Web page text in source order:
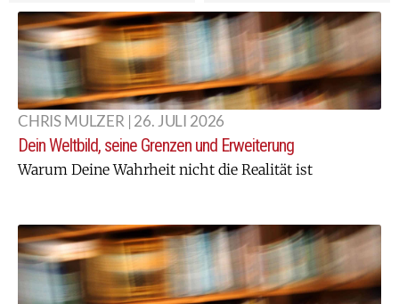
CHRIS MULZER | 26. JULI 2026
Dein Weltbild, seine Grenzen und Erweiterung
Warum Deine Wahrheit nicht die Realität ist